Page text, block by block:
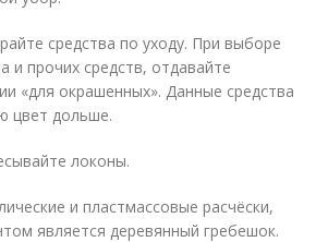
средства по уходу. При выборе
и прочих средств, отдавайте
«для окрашенных». Данные средства
цвет дольше.
локоны.
и пластмассовые расчёски,
является деревянный гребешок.